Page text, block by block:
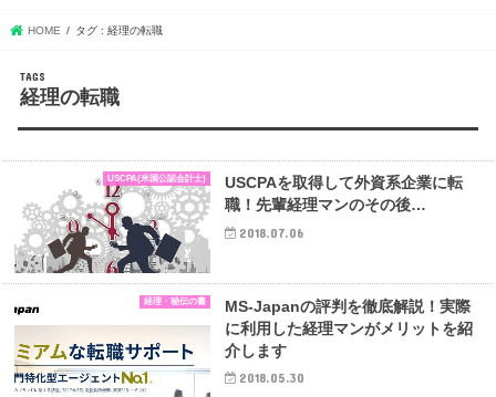
HOME タグ : 経理の転職
経理の転職
USCPA(米国公認会計士)
USCPAを取得して外資系企業に転
職！先輩経理マンのその後…
2018.07.06
経理・秘伝の書
MS-Japanの評判を徹底解説！実際
に利用した経理マンがメリットを紹
介します
2018.05.30